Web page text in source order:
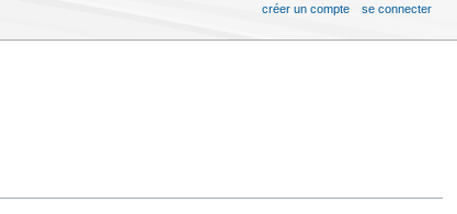
créer un compte se connecter